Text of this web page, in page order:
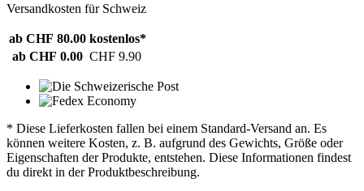
Versandkosten für Schweiz
ab CHF 80.00 kostenlos*
ab CHF 0.00 CHF 9.90
* Diese Lieferkosten fallen bei einem Standard-Versand an. Es
können weitere Kosten, z. B. aufgrund des Gewichts, Größe oder
Eigenschaften der Produkte, entstehen. Diese Informationen findest
du direkt in der Produktbeschreibung.